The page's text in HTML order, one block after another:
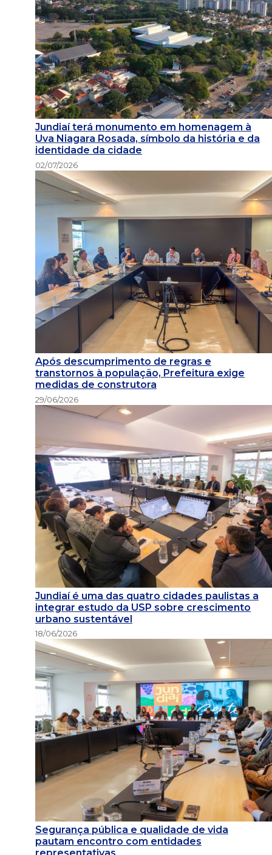
Jundiaí terá monumento em homenagem à
Uva Niagara Rosada, símbolo da história e da
identidade da cidade
02/07/2026
Após descumprimento de regras e
transtornos à população, Prefeitura exige
medidas de construtora
29/06/2026
Jundiaí é uma das quatro cidades paulistas a
integrar estudo da USP sobre crescimento
urbano sustentável
18/06/2026
Segurança pública e qualidade de vida
pautam encontro com entidades